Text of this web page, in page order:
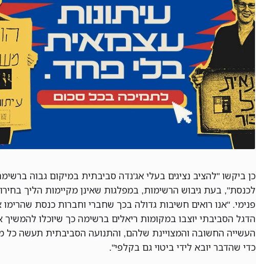
כן ביקשו "להציב נציגים בעלי אג'נדה סביבתית במיקום גבוה
לכנסת", בעת גיבוש הרשימות, במפלגות שאינן מקיימות הליך
פנימי. "אנו רואים חשיבות גדולה בכך שחברי וחברות כנסת
הדגל הסביבתי יוצבו במקומות ריאלים ברשימה כך שיוכלו
העשייה החשובה והמצויינת שלהם, והתנועה הסביבתית תעשה כל
כדי שהדבר יובא לידי ביטוי גם בקלפי".